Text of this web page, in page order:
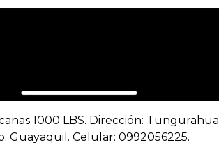
1000 LBS. Dirección: Tungurahua
Guayaquil. Celular: 0992056225.